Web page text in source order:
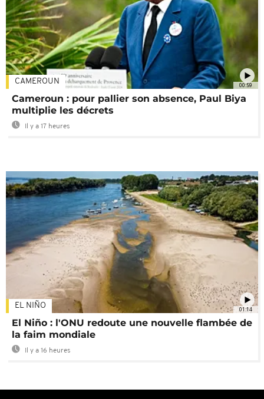
00:59
CAMEROUN
Cameroun : pour pallier son absence, Paul Biya
multiplie les décrets
Il y a 17 heures
01:14
EL NIÑO
El Niño : l'ONU redoute une nouvelle flambée de
la faim mondiale
Il y a 16 heures